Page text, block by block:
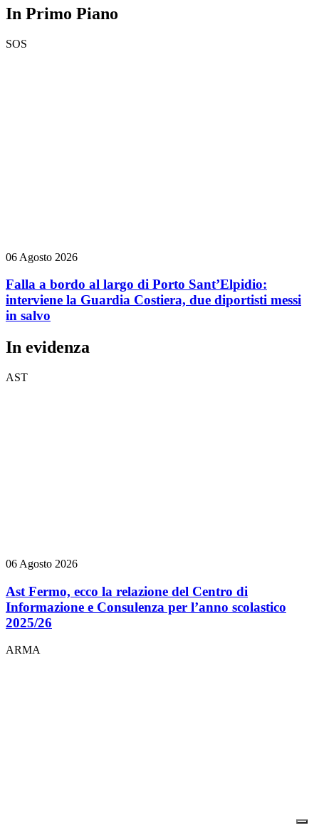
In Primo Piano
SOS
06 Agosto 2026
Falla a bordo al largo di Porto Sant’Elpidio:
interviene la Guardia Costiera, due diportisti messi
in salvo
In evidenza
AST
06 Agosto 2026
Ast Fermo, ecco la relazione del Centro di
Informazione e Consulenza per l’anno scolastico
2025/26
ARMA